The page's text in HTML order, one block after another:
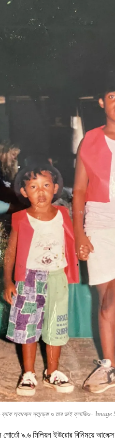
ব্যাক অ্যালেক্স স্যান্ড্রো ও তার ভাই ফ্লাভিও–
৯.৬ মিলিয়ন ইউরোর বিনিময়ে